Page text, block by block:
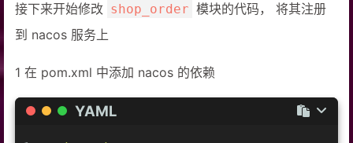
接下来开始修改 shop_order 模块的代码， 将其注册
到 nacos 服务上
1 在 pom.xml 中添加 nacos 的依赖
YAML